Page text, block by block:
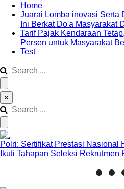
Home
Juarai Lomba inovasi Serta
Ini Berkat Do'a Masyarakat
Tarif Pajak Kendaraan
Persen untuk Masyarakat
Test
×
Polri: Sertifikat Prestasi Nasional
Ikuti Tahapan Seleksi Rekrutmen